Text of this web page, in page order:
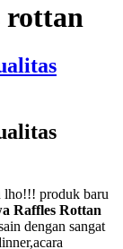
rottan
lho!!! produk baru
Raffles Rottan
dengan sangat